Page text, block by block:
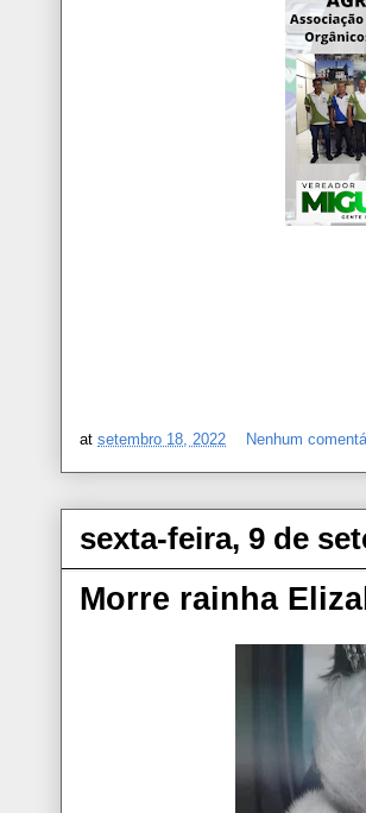
at setembro 18, 2022 Nenhum
sexta-feira, 9 de
Morre rainha